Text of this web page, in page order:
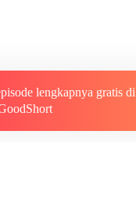
lengkapnya gratis di